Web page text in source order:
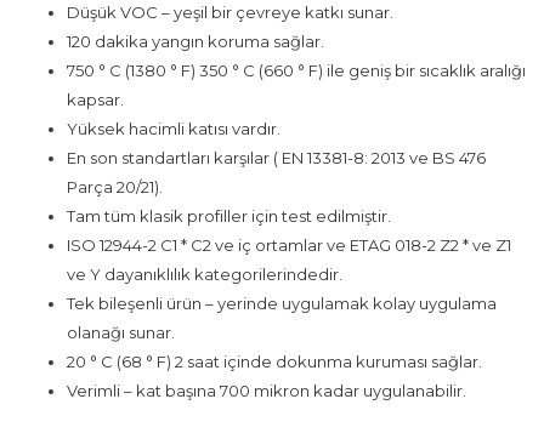
Düşük VOC – yeşil bir çevreye katkı sunar.
120 dakika yangın koruma sağlar.
750 ° C (1380 ° F) 350 ° C (660 ° F) ile geniş bir sıcaklık aralığı
kapsar.
Yüksek hacimli katısı vardır.
En son standartları karşılar ( EN 13381-8: 2013 ve BS 476
Parça 20/21).
Tam tüm klasik profiller için test edilmiştir.
ISO 12944-2 C1 * C2 ve iç ortamlar ve ETAG 018-2 Z2 * ve Z1
ve Y dayanıklılık kategorilerindedir.
Tek bileşenli ürün – yerinde uygulamak kolay uygulama
olanağı sunar.
20 ° C (68 ° F) 2 saat içinde dokunma kuruması sağlar.
Verimli – kat başına 700 mikron kadar uygulanabilir.